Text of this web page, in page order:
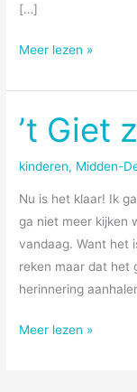
[…]
Niet
Meer lezen »
’t Giet
kinderen, Midden-
Nu is het klaar! Ik
ga niet meer kijken
vandaag. Want het
reken maar dat het
herinnering
’t
Meer lezen »